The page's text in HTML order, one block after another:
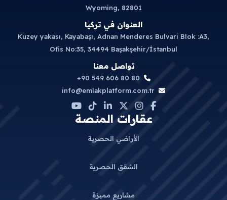
Wyoming, 82801
العنوان في تركيا
Kuzey yakası, Kayabaşı, Adnan Menderes Bulvari Blok :A3,
Ofis No:35, 34494 Başakşehir/İstanbul
تواصل معنا
+90 549 606 80 80
info@emlakplatform.com.tr
عقارات المنصة
الأراضي الحصرية
الشقق الحصرية
مشاريع مميزة